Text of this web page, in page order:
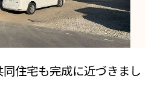
住宅も完成に近づきまし